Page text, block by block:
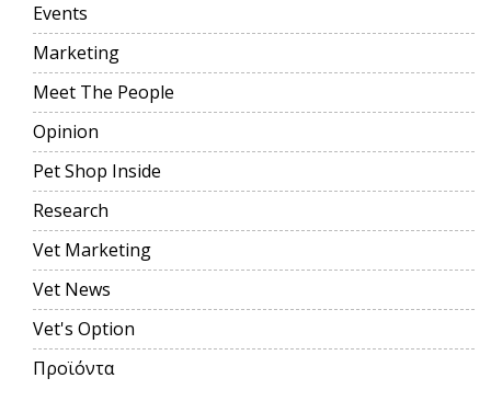
Events
Marketing
Meet The People
Opinion
Pet Shop Inside
Research
Vet Marketing
Vet News
Vet's Option
Προϊόντα